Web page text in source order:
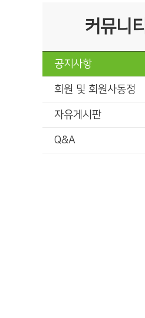
커뮤니티
공지사항
회원 및 회원사동정
자유게시판
Q&A